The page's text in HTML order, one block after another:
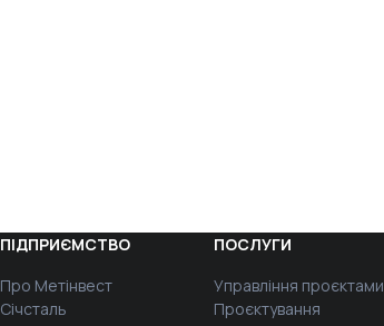
ПІДПРИЄМСТВО
Про Метінвест
Січсталь
ПОСЛУГИ
Управління проєктами
Проєктування